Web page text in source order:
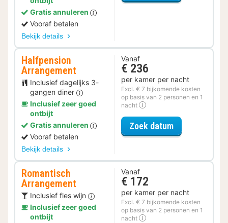
Gratis annuleren
Vooraf betalen
Bekijk details
Halfpension
Arrangement
Inclusief dagelijks 3-
gangen diner
Inclusief zeer goed
ontbijt
Gratis annuleren
Vooraf betalen
Bekijk details
Vanaf
€ 236
per kamer per nacht
Excl. € 7 bijkomende kosten
op basis van 2 personen en 1
nacht
Zoek datumvoor
Romantisch
Arrangement
Inclusief fles wijn
Inclusief zeer goed
ontbijt
Vanaf
€ 172
per kamer per nacht
Excl. € 7 bijkomende kosten
op basis van 2 personen en 1
nacht